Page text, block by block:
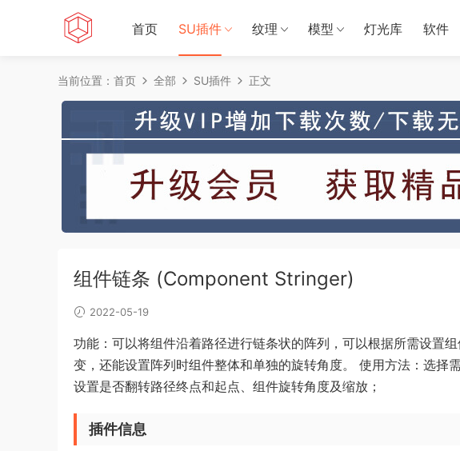
首页 SU插件 纹理 模型 灯光库 软件
当前位置： 首页 全部 SU插件 正文
组件链条 (Component Stringer)
2022-05-19
功能：可以将组件沿着路径进行链条状的阵列，可以根据所需设置
变，还能设置阵列时组件整体和单独的旋转角度。 使用方法：选择
设置是否翻转路径终点和起点、组件旋转角度及缩放；
插件信息